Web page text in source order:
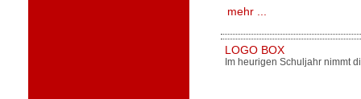
mehr ...
LOGO BOX
Im heurigen Schuljahr nimmt